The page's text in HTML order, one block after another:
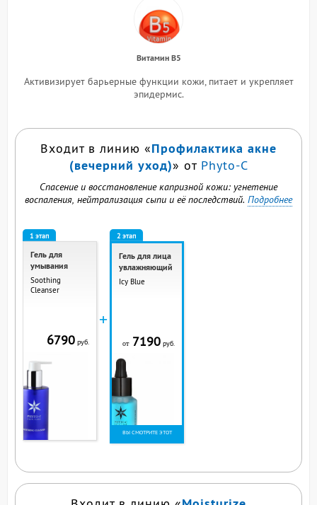
Витамин В5
Активизирует барьерные функции кожи, питает и укрепляет
эпидермис.
Входит в линию «Профилактика акне
(вечерний уход)» от Phyto-C
Спасение и восстановление капризной кожи: угнетение
воспаления, нейтрализация сыпи и её последствий. Подробнее
1 этап
Гель для
умывания
Soothing
Cleanser
6790 руб.
+
2 этап
Гель для лица
увлажняющий
Icy Blue
ВЫ СМОТРИТЕ ЭТОТ
от7190 руб.